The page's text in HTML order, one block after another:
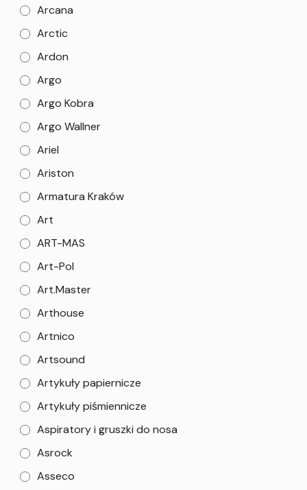
Arcana
Arctic
Ardon
Argo
Argo Kobra
Argo Wallner
Ariel
Ariston
Armatura Kraków
Art
ART-MAS
Art-Pol
Art.Master
Arthouse
Artnico
Artsound
Artykuły papiernicze
Artykuły piśmiennicze
Aspiratory i gruszki do nosa
Asrock
Asseco